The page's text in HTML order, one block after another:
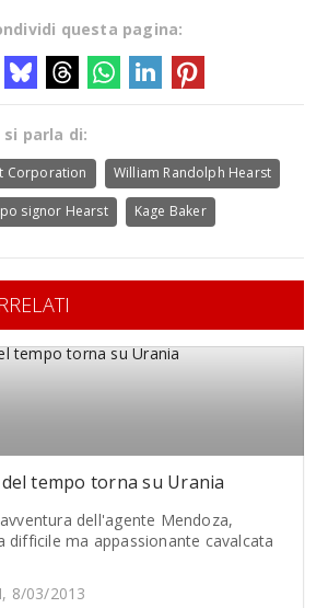
questa pagina:
parla di:
Corporation William Randolph Hearst
signor Hearst Kage Baker
tempo torna su Urania
dell'agente Mendoza,
difficile ma appassionante cavalcata
8/03/2013